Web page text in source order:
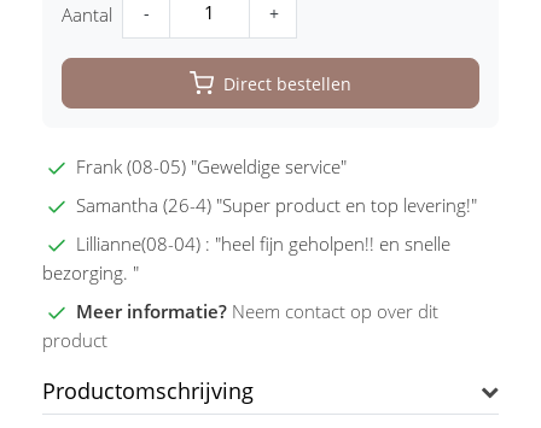
Aantal - +
Direct bestellen
Frank (08-05) "Geweldige service"
Samantha (26-4) "Super product en top levering!"
Lillianne(08-04) : "heel fijn geholpen!! en snelle
bezorging. "
Meer informatie? Neem contact op over dit
product
Productomschrijving